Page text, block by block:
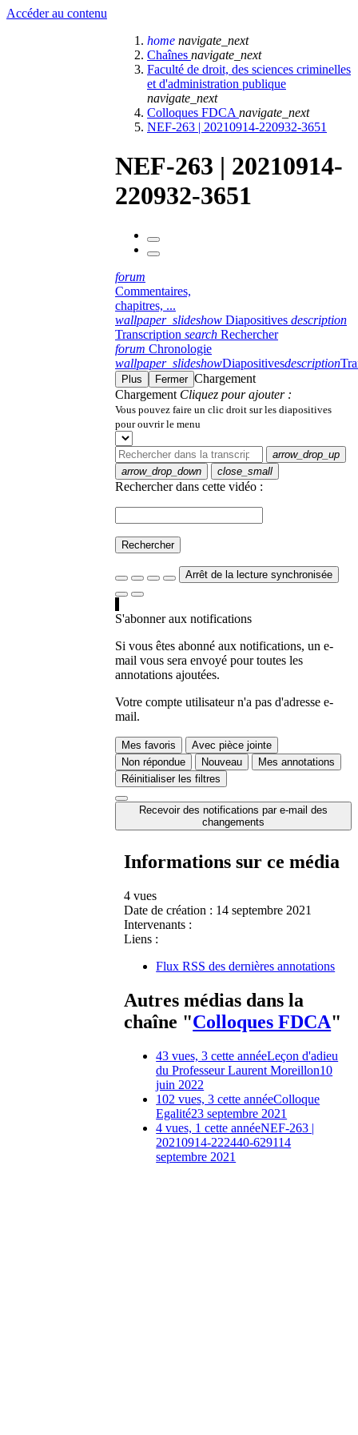
Accéder au contenu
home navigate_next
Chaînes navigate_next
Faculté de droit, des sciences criminelles
et d'administration publique
navigate_next
Colloques FDCA navigate_next
NEF-263 | 20210914-220932-3651
NEF-263 | 20210914-
220932-3651
forum
Commentaires,
chapitres, ...
wallpaper_slideshow Diapositives description
Transcription search Rechercher
forum Chronologie
wallpaper_slideshowDiapositivesdescription
Plus Fermer Chargement
Chargement Cliquez pour ajouter :
Vous pouvez faire un clic droit sur les diapositives
pour ouvrir le menu
arrow_drop_up
arrow_drop_down
close_small
Rechercher dans cette vidéo :
Rechercher
Arrêt de la lecture synchronisée
S'abonner aux notifications
Si vous êtes abonné aux notifications, un e-
mail vous sera envoyé pour toutes les
annotations ajoutées.
Votre compte utilisateur n'a pas d'adresse e-
mail.
Mes favoris
Avec pièce jointe
Non répondue
Nouveau
Mes annotations
Réinitialiser les filtres
Recevoir des notifications par e-mail des
changements
Informations sur ce média
4 vues
Date de création : 14 septembre 2021
Intervenants :
Liens :
Flux RSS des dernières annotations
Autres médias dans la
chaîne "Colloques FDCA"
43 vues, 3 cette annéeLeçon d'adieu
du Professeur Laurent Moreillon10
juin 2022
102 vues, 3 cette annéeColloque
Egalité23 septembre 2021
4 vues, 1 cette annéeNEF-263 |
20210914-222440-629114
septembre 2021